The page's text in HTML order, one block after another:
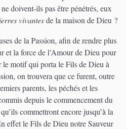
doivent-ils pas être pénétrés, eux
vivantesde la maison de Dieu ?
de la Passion, afin de rendre plus
et la force de l’Amour de Dieu pour
le motif qui porta le Fils de Dieu à
on trouvera que ce furent, outre
parents, les péchés et les
depuis le commencement du
commettront encore jusqu’à la
effet le Fils de Dieu notre Sauveur